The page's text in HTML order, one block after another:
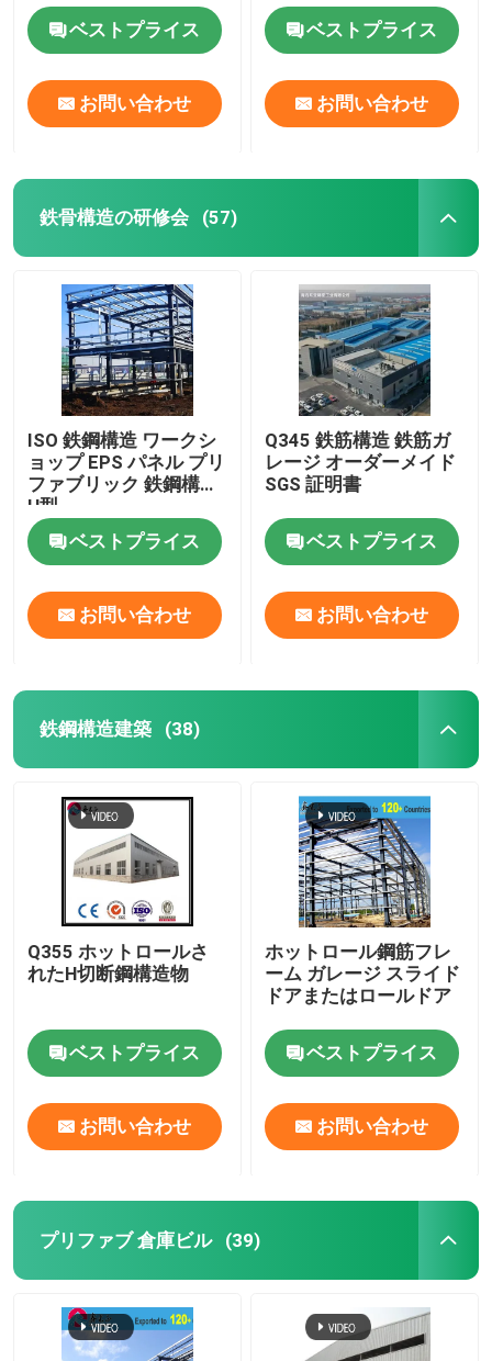
ベストプライス
お問い合わせ
ベストプライス
お問い合わせ
鉄骨構造の研修会 (57)
ISO 鉄鋼構造 ワークシ
ョップ EPS パネル プリ
ファブリック 鉄鋼構造
H型
ベストプライス
お問い合わせ
Q345 鉄筋構造 鉄筋ガ
レージ オーダーメイド
SGS 証明書
ベストプライス
お問い合わせ
鉄鋼構造建築 (38)
Q355 ホットロールさ
れたH切断鋼構造物
ベストプライス
お問い合わせ
ホットロール鋼筋フレ
ーム ガレージ スライド
ドアまたはロールドア
ベストプライス
お問い合わせ
プリファブ 倉庫ビル (39)